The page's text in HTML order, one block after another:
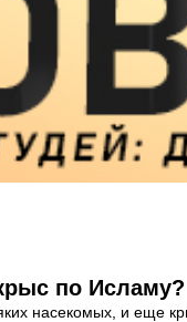
по Исламу?
насекомых, и еще